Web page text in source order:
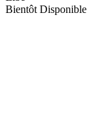
Bientôt Disponible